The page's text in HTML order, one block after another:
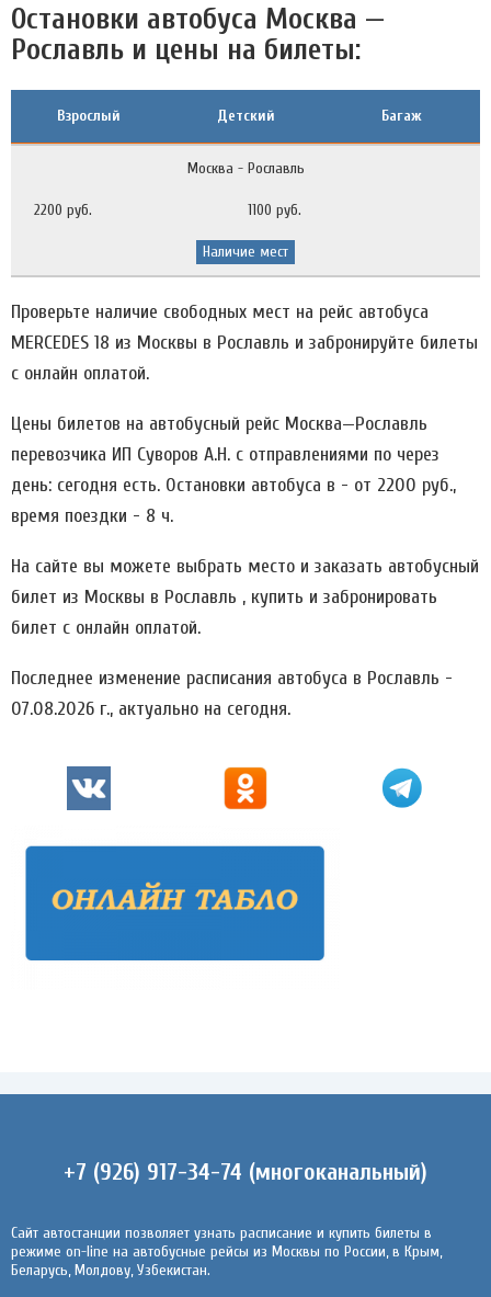
Остановки автобуса Москва —
Рославль и цены на билеты:
Взрослый Детский Багаж
Москва - Рославль
2200 руб. 1100 руб.
Наличие мест
Проверьте наличие свободных мест на рейс автобуса
MERCEDES 18 из Москвы в Рославль и забронируйте билеты
с онлайн оплатой.
Цены билетов на автобусный рейс Москва—Рославль
перевозчика ИП Суворов А.Н. c отправлениями по через
день: сегодня есть. Остановки автобуса в - от 2200 руб.,
время поездки - 8 ч.
На сайте вы можете выбрать место и заказать автобусный
билет из Москвы в Рославль , купить и забронировать
билет с онлайн оплатой.
Последнее изменение расписания автобуса в Рославль -
07.08.2026 г., актуально на сегодня.
+7 (926) 917-34-74 (многоканальный)
Сайт автостанции позволяет узнать расписание и купить билеты в
режиме on-line на автобусные рейсы из Москвы по России, в Крым,
Беларусь, Молдову, Узбекистан.